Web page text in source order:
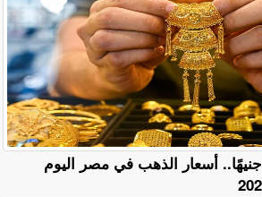
عيار 24 يسجل 6834 جنيهًا.. أسعار الذهب في مصر اليوم